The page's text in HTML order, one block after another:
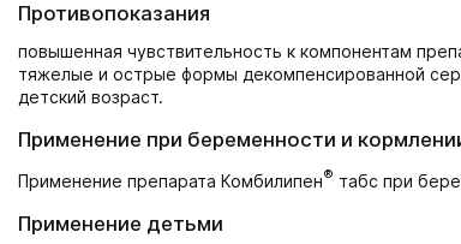
Противопоказания
повышенная чувствительность к компонентам
тяжелые и острые формы декомпенсированной
детский возраст.
Применение при беременности и
Применение препарата Комбилипен® табс при
Применение детьми